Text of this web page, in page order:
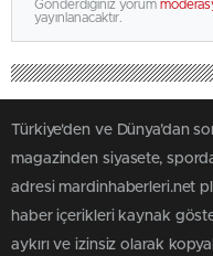
Gönderdiğiniz yorum
yayınlanacaktır.
Türkiye'den ve Dünya’dan
magazinden siyasete,
adresi mardinhaberleri.net
haber içerikleri kaynak
aykırı ve izinsiz olarak